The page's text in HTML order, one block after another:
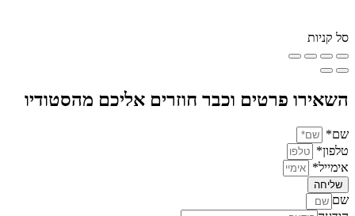
סל קניות
השאירו פרטים וכבר חוזרים אליכם מהסטודיו
שם*
טלפון*
אימייל*
שליחה
שם